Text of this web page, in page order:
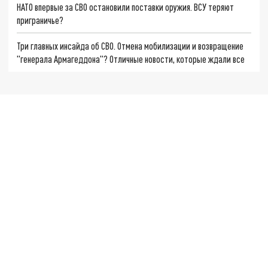
НАТО впервые за СВО остановили поставки оружия. ВСУ теряют
приграничье?
Три главных инсайда об СВО. Отмена мобилизации и возвращение
"генерала Армагеддона"? Отличные новости, которые ждали все